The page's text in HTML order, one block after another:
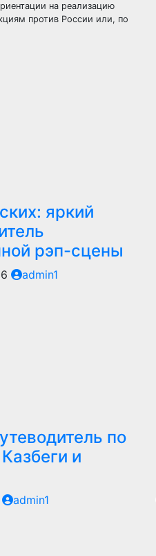
на реализацию
против России или, по
яркий
рэп-сцены
admin1
по
и
admin1